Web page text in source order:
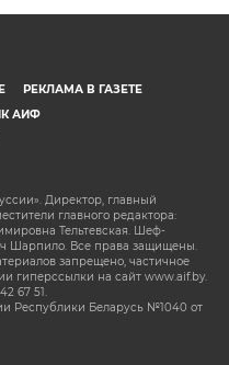
РЕКЛАМА В ГАЗЕТЕ
АИФ
Директор, главный
главного редактора:
Тельтевская. Шеф-
Шарпило. Все права защищены.
запрещено, частичное
гиперссылки на сайт www.aif.by.
67 51.
Республики Беларусь №1040 от